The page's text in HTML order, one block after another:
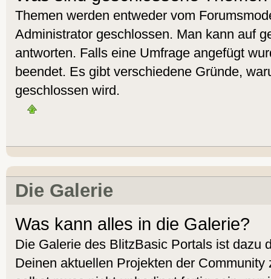
Themen werden entweder vom
Administrator geschlossen. Man kann auf
antworten. Falls eine Umfrage angefügt
beendet. Es gibt verschiedene Gründe,
geschlossen wird.
Die Galerie
Was kann alles in die Galerie?
Die Galerie des BlitzBasic Portals ist dazu
Deinen aktuellen Projekten der